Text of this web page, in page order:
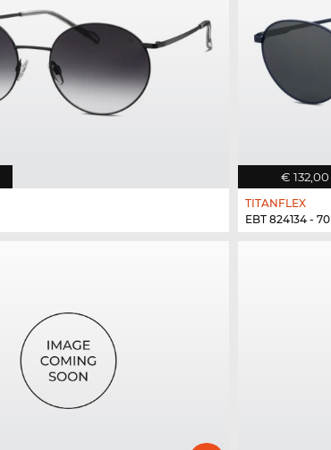
€ 132,00
TITANFLEX
EBT 824134 - 70